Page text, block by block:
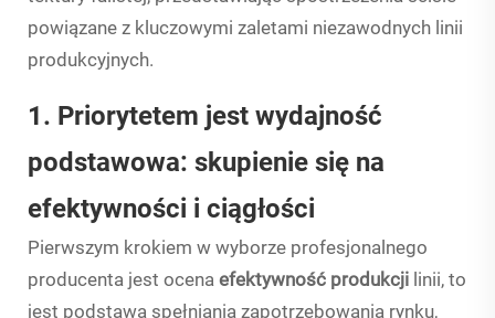
powiązane z kluczowymi zaletami niezawodnych linii
produkcyjnych.
1. Priorytetem jest wydajność
podstawowa: skupienie się na
efektywności i ciągłości
Pierwszym krokiem w wyborze profesjonalnego
producenta jest ocena efektywność produkcji linii, to
jest podstawa spełniania zapotrzebowania rynku,